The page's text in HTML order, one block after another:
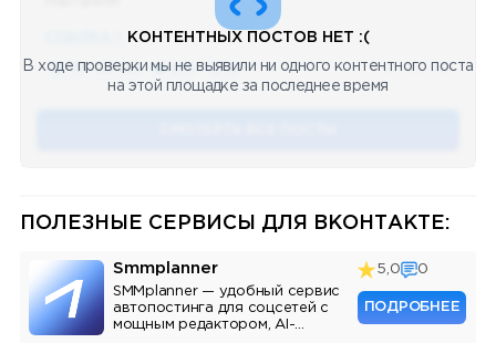
🔥 75 👍🏻 487 ❤️ 875 🥴 19 12.4k 12:45
КОНТЕНТНЫХ ПОСТОВ НЕТ :(
В ходе проверки мы не выявили ни одного контентного поста
на этой площадке за последнее время
ПОЛЕЗНЫЕ СЕРВИСЫ ДЛЯ ВКОНТАКТЕ:
Smmplanner
SMMplanner — удобный сервис
автопостинга для соцсетей с
мощным редактором, AI-
5,0 0
ПОДРОБНЕЕ